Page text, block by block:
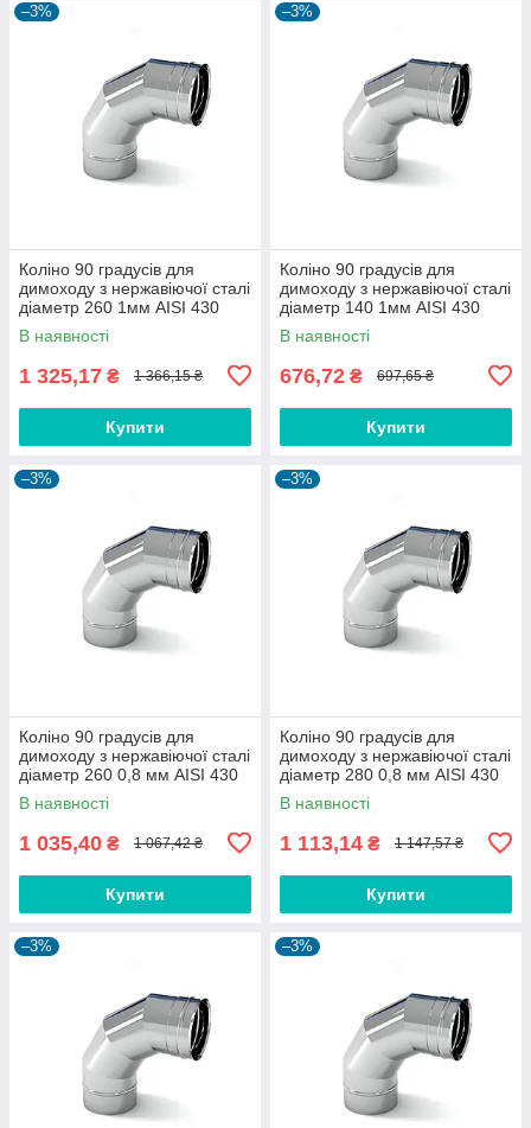
–3%
Коліно 90 градусів для
димоходу з нержавіючої сталі
діаметр 260 1мм AISI 430
В наявності
1 325,17 ₴ 1 366,15 ₴
Купити
–3%
Коліно 90 градусів для
димоходу з нержавіючої сталі
діаметр 140 1мм AISI 430
В наявності
676,72 ₴ 697,65 ₴
Купити
–3%
Коліно 90 градусів для
димоходу з нержавіючої сталі
діаметр 260 0,8 мм AISI 430
В наявності
1 035,40 ₴ 1 067,42 ₴
Купити
–3%
Коліно 90 градусів для
димоходу з нержавіючої сталі
діаметр 280 0,8 мм AISI 430
В наявності
1 113,14 ₴ 1 147,57 ₴
Купити
–3% –3%